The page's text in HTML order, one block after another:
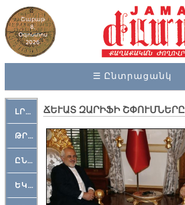
Շաբաթ
8,
Օգոստոս
2026
☰ Ընտրացանկ
ԼՐԱՀՈՍ
ԹՐՔԱՀԱՅ ԿԵԱՆՔ
ԸՆԿԵՐԱՄՇԱԿՈՒԹԱՅԻՆ
ԵԿԵՂԵՑԱԿԱՆ
ՃԵՒԱՏ ԶԱՐԻՖԻ ՇՓՈՒՄՆԵՐԸ